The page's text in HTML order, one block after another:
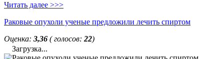
Читать далее >>>
Раковые опухоли ученые предложили лечить спиртом
Оценка: 3,36 ( голосов: 22)
Загрузка...